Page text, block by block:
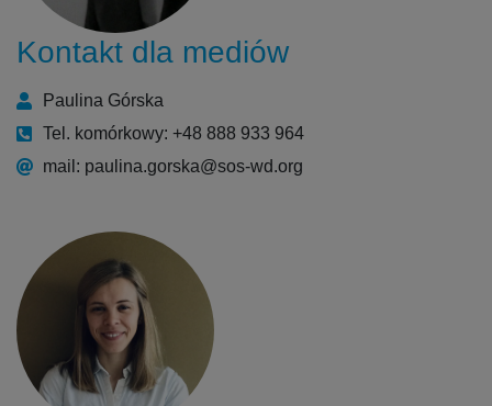
Kontakt dla mediów
Paulina Górska
Tel. komórkowy: +48 888 933 964
mail: paulina.gorska@sos-wd.org